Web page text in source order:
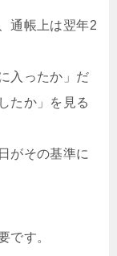
通帳上は翌年2
入ったか」だ
たか」を見る
がその基準に
です。